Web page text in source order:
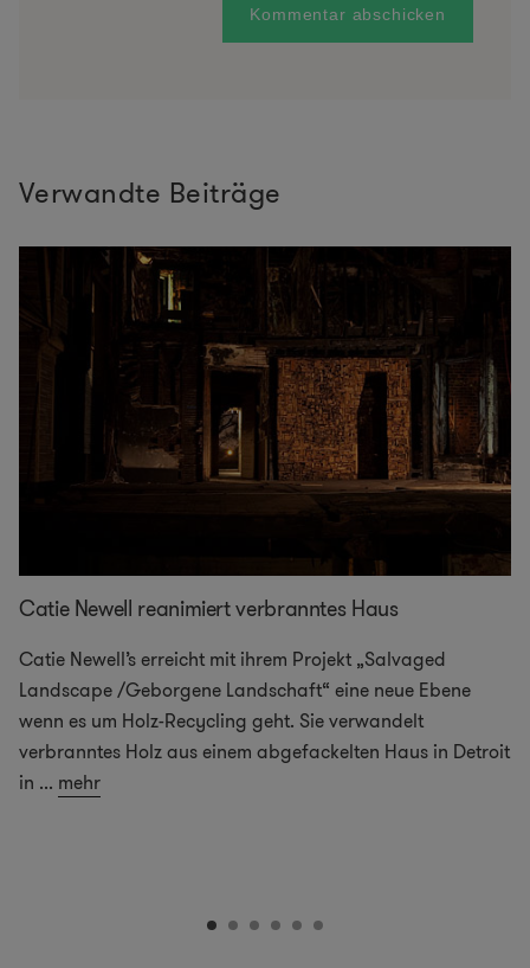
Verwandte Beiträge
Catie Newell reanimiert verbranntes Haus
Catie Newell’s erreicht mit ihrem Projekt „Salvaged
Landscape /Geborgene Landschaft“ eine neue Ebene
wenn es um Holz-Recycling geht. Sie verwandelt
verbranntes Holz aus einem abgefackelten Haus in Detroit
in ... mehr